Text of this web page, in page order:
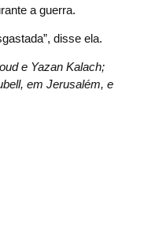
a guerra.
disse ela.
e Yazan Kalach;
em Jerusalém, e